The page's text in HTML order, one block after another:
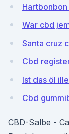
War cbd
Santa cruz
Cbd
Ist das öl
Cbd
CBD-Salbe -